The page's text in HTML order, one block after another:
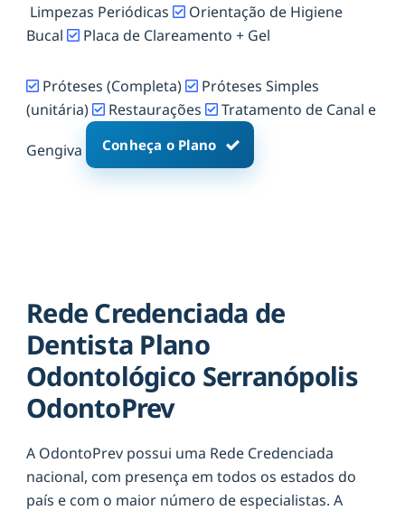
Limpezas Periódicas
Orientação de Higiene
Bucal
Placa de Clareamento + Gel
Próteses (Completa)
Próteses Simples
(unitária)
Restaurações Tratamento de Canal e
Gengiva Conheça o Plano
Rede Credenciada de
Dentista Plano
Odontológico Serranópolis
OdontoPrev
A OdontoPrev possui uma Rede Credenciada
nacional, com presença em todos os estados do
país e com o maior número de especialistas. A